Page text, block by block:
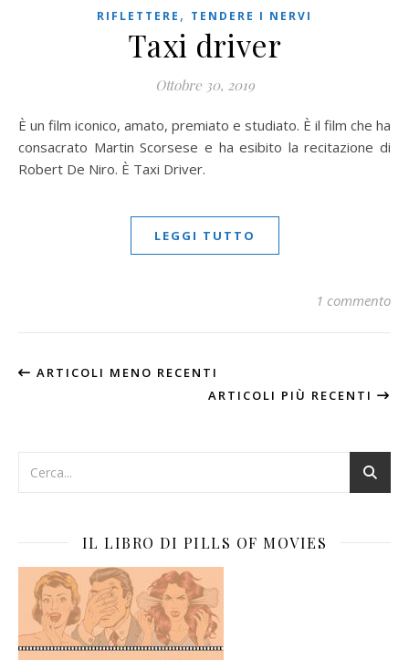
RIFLETTERE , TENDERE I NERVI
Taxi driver
Ottobre 30, 2019
È un film iconico, amato, premiato e studiato. È il film che ha
consacrato Martin Scorsese e ha esibito la recitazione di
Robert De Niro. È Taxi Driver.
LEGGI TUTTO
1 commento
ARTICOLI MENO RECENTI
ARTICOLI PIÙ RECENTI
IL LIBRO DI PILLS OF MOVIES